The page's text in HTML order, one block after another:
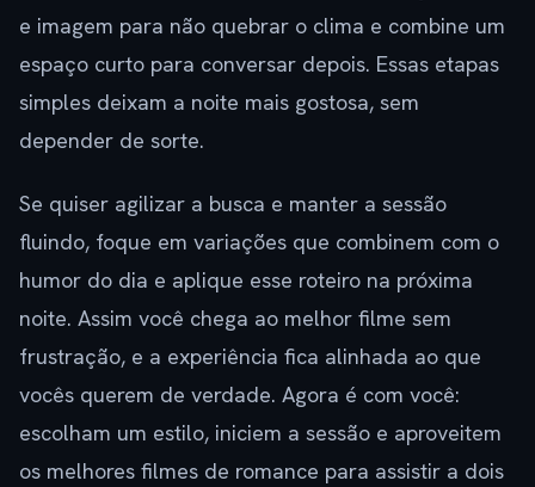
e imagem para não quebrar o clima e combine um
espaço curto para conversar depois. Essas etapas
simples deixam a noite mais gostosa, sem
depender de sorte.
Se quiser agilizar a busca e manter a sessão
fluindo, foque em variações que combinem com o
humor do dia e aplique esse roteiro na próxima
noite. Assim você chega ao melhor filme sem
frustração, e a experiência fica alinhada ao que
vocês querem de verdade. Agora é com você:
escolham um estilo, iniciem a sessão e aproveitem
os melhores filmes de romance para assistir a dois